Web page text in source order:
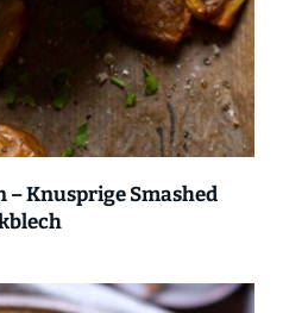
Knusprige Smashed